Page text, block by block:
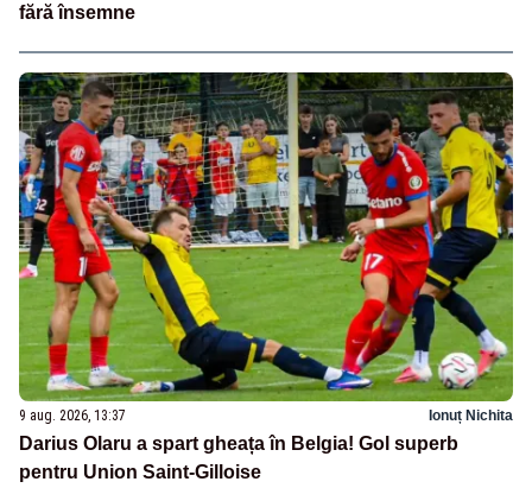
fără însemne
9 aug. 2026, 13:37 Ionuț Nichita
Darius Olaru a spart gheața în Belgia! Gol superb
pentru Union Saint-Gilloise